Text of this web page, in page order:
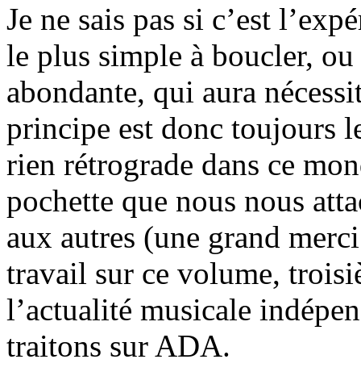
Je ne sais pas si c’est
le plus simple à boucler,
abondante, qui aura
principe est donc toujours
rien rétrograde dans ce
pochette que nous nous
aux autres (une grand
travail sur ce volume,
l’actualité musicale
traitons sur ADA.